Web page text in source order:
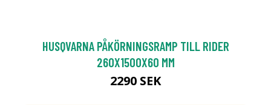
HUSQVARNA PÅKÖRNINGSRAMP TILL RIDER
260X1500X60 MM
2290 SEK